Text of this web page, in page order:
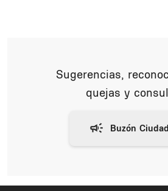
Sugerencias,
quejas y